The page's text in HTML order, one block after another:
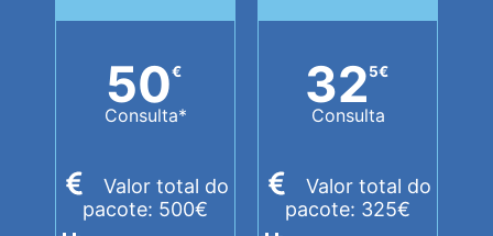
50€
Consulta*
Valor total do
pacote: 500€
325€
Consulta
Valor total do
pacote: 325€